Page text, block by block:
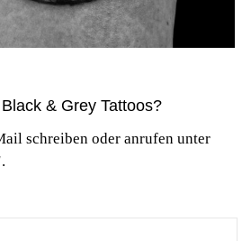
& Grey Tattoos?
schreiben oder anrufen unter
.